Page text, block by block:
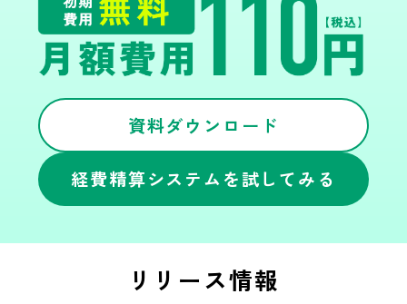
資料ダウンロード
経費精算システムを試してみる
リリース情報